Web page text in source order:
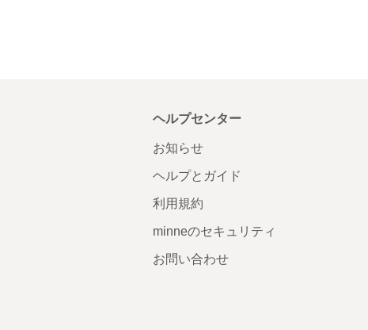
ヘルプセンター
お知らせ
ヘルプとガイド
利用規約
minneのセキュリティ
お問い合わせ